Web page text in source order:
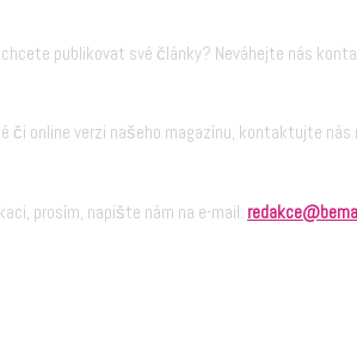
publikovat své články? Neváhejte nás
online verzi našeho magazínu, kontaktujte nás
prosím, napište nám na e-mail: